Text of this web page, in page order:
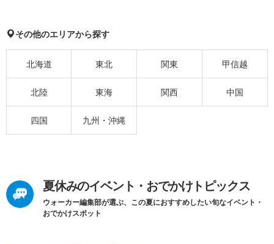
その他のエリアから探す
北海道 東北 関東 甲信越
北陸 東海 関西 中国
四国 九州・沖縄
夏休みのイベント・おでかけトピックス
ウォーカー編集部が選ぶ、この夏におすすめしたい旬なイベント・
おでかけスポット